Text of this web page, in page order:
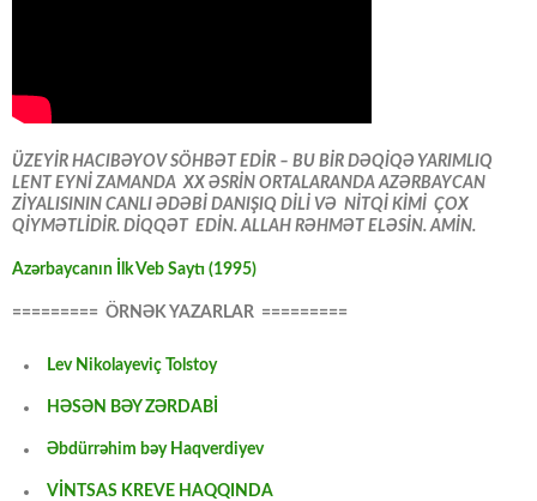
ÜZEYİR HACIBƏYOV SÖHBƏT EDİR – BU BİR DƏQİQƏ YARIMLIQ
LENT EYNİ ZAMANDA XX ƏSRİN ORTALARANDA AZƏRBAYCAN
ZİYALISININ CANLI ƏDƏBİ DANIŞIQ DİLİ VƏ NİTQİ KİMİ ÇOX
QİYMƏTLİDİR. DİQQƏT EDİN. ALLAH RƏHMƏT ELƏSİN. AMİN.
Azərbaycanın İlk Veb Saytı (1995)
========= ÖRNƏK YAZARLAR =========
Lev Nikolayeviç Tolstoy
HƏSƏN BƏY ZƏRDABİ
Əbdürrəhim bəy Haqverdiyev
VİNTSAS KREVE HAQQINDA